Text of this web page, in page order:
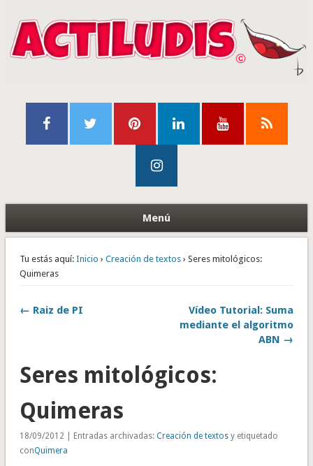
Menú
Tu estás aquí: Inicio › Creación de textos› Seres mitológicos:
Quimeras
← Raiz de PI
Vídeo Tutorial: Suma
mediante el algoritmo
ABN →
Seres mitológicos:
Quimeras
18/09/2012 | Entradas archivadas: Creación de textosy etiquetado
conQuimera